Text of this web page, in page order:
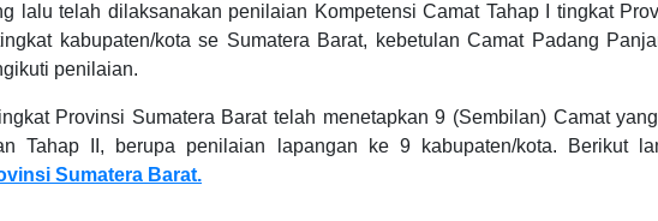
lalu telah dilaksanakan penilaian Kompetensi Camat Tahap I tingkat
kabupaten/kota se Sumatera Barat, kebetulan Camat Padang
penilaian.
Provinsi Sumatera Barat telah menetapkan 9 (Sembilan) Camat
Tahap II, berupa penilaian lapangan ke 9 kabupaten/kota. Berikut
Sumatera Barat.